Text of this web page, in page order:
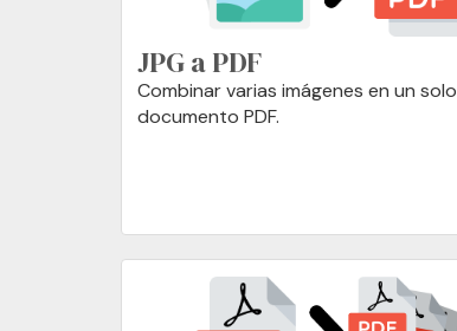
JPG a PDF
Combinar varias imágenes en un solo
documento PDF.